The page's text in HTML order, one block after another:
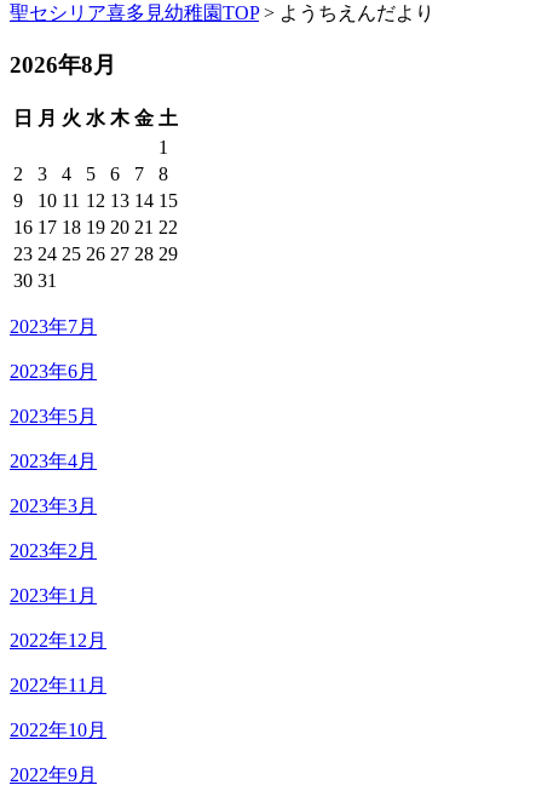
聖セシリア喜多見幼稚園TOP> ようちえんだより
2026年8月
日 月 火 水 木 金 土
1
2
3 4 5 6 7
8
9
10 11 12 13 14 15
16 17 18 19 20 21 22
23 24 25 26 27 28 29
30 31
2023年7月
2023年6月
2023年5月
2023年4月
2023年3月
2023年2月
2023年1月
2022年12月
2022年11月
2022年10月
2022年9月